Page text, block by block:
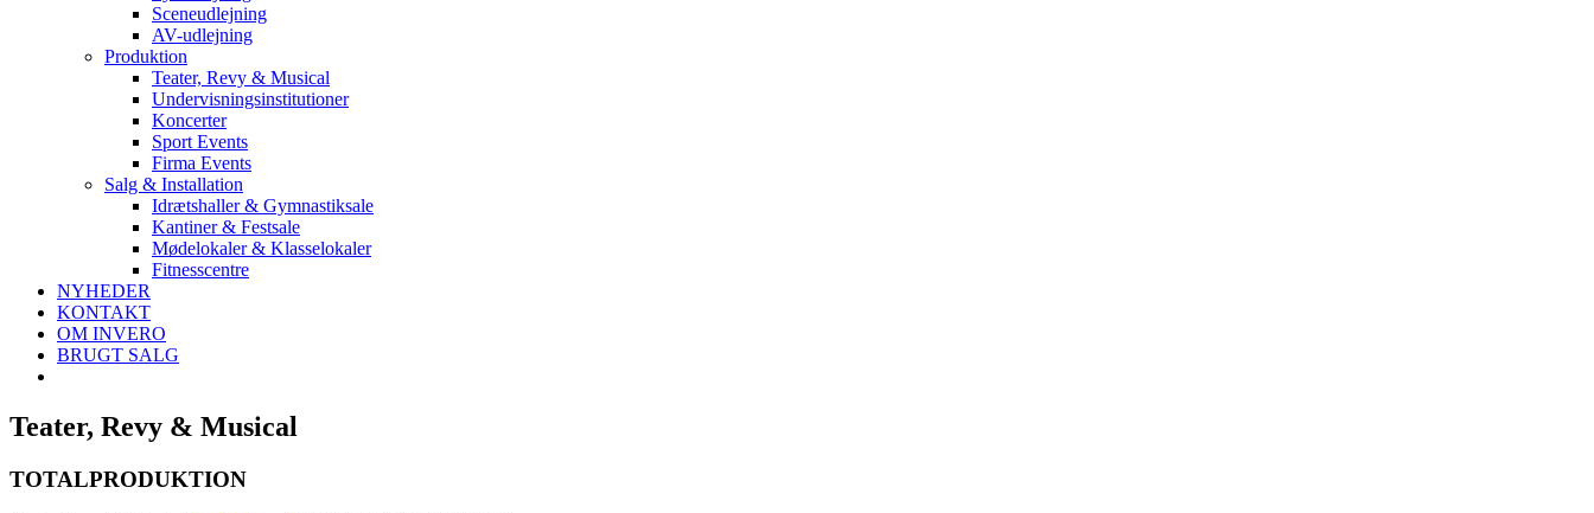
Sceneudlejning
AV-udlejning
Produktion
Teater, Revy & Musical
Undervisningsinstitutioner
Koncerter
Sport Events
Firma Events
Salg & Installation
Idrætshaller & Gymnastiksale
Kantiner & Festsale
Mødelokaler & Klasselokaler
Fitnesscentre
NYHEDER
KONTAKT
OM INVERO
BRUGT SALG
Teater, Revy & Musical
TOTALPRODUKTION